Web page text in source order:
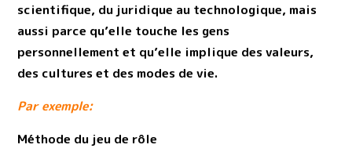
scientifique, du juridique au technologique, mais
aussi parce qu’elle touche les gens
personnellement et qu’elle implique des valeurs,
des cultures et des modes de vie.
Par exemple:
Méthode du jeu de rôle